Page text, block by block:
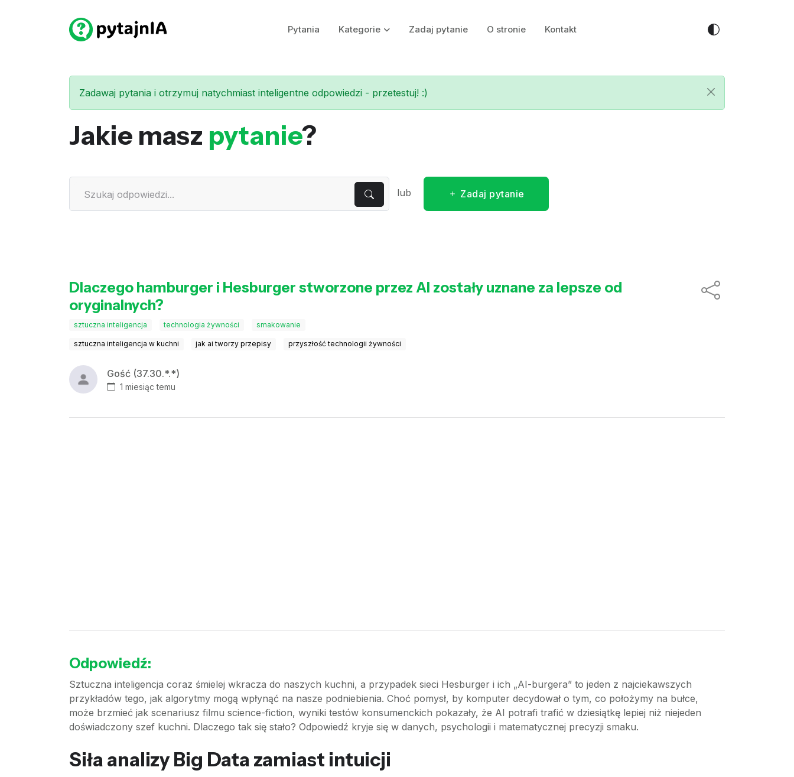
Pytania Kategorie Zadaj pytanie O stronie Kontakt
Zadawaj pytania i otrzymuj natychmiast inteligentne odpowiedzi - przetestuj! :)
Jakie masz pytanie?
lub Zadaj pytanie
Dlaczego hamburger i Hesburger stworzone przez AI zostały uznane za lepsze od
oryginalnych?
sztuczna inteligencja technologia żywności smakowanie
sztuczna inteligencja w kuchni jak ai tworzy przepisy przyszłość technologii żywności
Gość (37.30.*.*)
1 miesiąc temu
Odpowiedź:
Sztuczna inteligencja coraz śmielej wkracza do naszych kuchni, a przypadek sieci Hesburger i ich „AI-burgera” to jeden z najciekawszych
przykładów tego, jak algorytmy mogą wpłynąć na nasze podniebienia. Choć pomysł, by komputer decydował o tym, co położymy na bułce,
może brzmieć jak scenariusz filmu science-fiction, wyniki testów konsumenckich pokazały, że AI potrafi trafić w dziesiątkę lepiej niż niejeden
doświadczony szef kuchni. Dlaczego tak się stało? Odpowiedź kryje się w danych, psychologii i matematycznej precyzji smaku.
Siła analizy Big Data zamiast intuicji